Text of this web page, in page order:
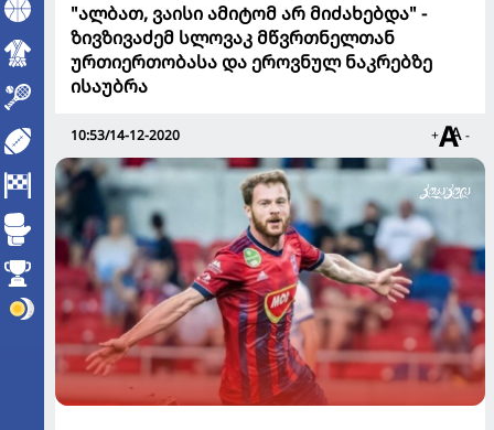
"ალბათ, ვაისი ამიტომ არ მიძახებდა" -
ზივზივაძემ სლოვაკ მწვრთნელთან
ურთიერთობასა და ეროვნულ ნაკრებზე
ისაუბრა
10:53/14-12-2020 + -